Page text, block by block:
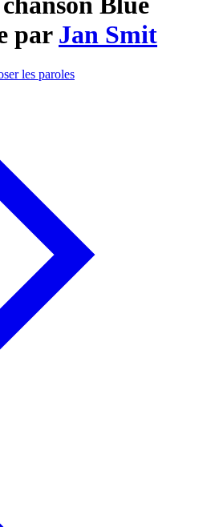
par Jan Smit
les paroles